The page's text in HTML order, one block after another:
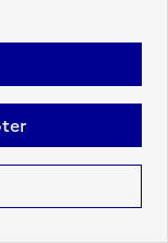
à
le
en